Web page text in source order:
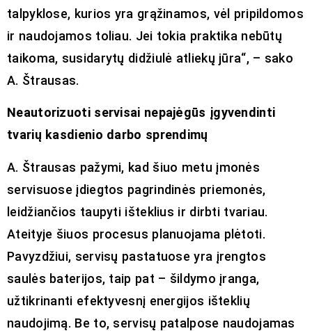
talpyklose, kurios yra grąžinamos, vėl pripildomos
ir naudojamos toliau. Jei tokia praktika nebūtų
taikoma, susidarytų didžiulė atliekų jūra“, – sako
A. Štrausas.
Neautorizuoti servisai nepajėgūs įgyvendinti
tvarių kasdienio darbo sprendimų
A. Štrausas pažymi, kad šiuo metu įmonės
servisuose įdiegtos pagrindinės priemonės,
leidžiančios taupyti išteklius ir dirbti tvariau.
Ateityje šiuos procesus planuojama plėtoti.
Pavyzdžiui, servisų pastatuose yra įrengtos
saulės baterijos, taip pat – šildymo įranga,
užtikrinanti efektyvesnį energijos išteklių
naudojimą. Be to, servisų patalpose naudojamas